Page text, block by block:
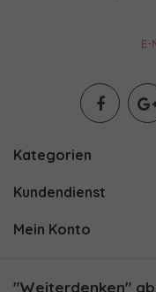
E-
Kategorien
Kundendienst
Mein Konto
"Weiterdenken"